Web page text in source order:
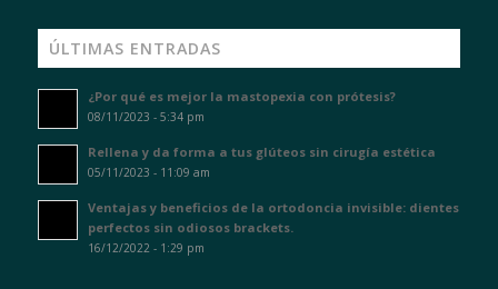
ÚLTIMAS ENTRADAS
¿Por qué es mejor la mastopexia con prótesis?
08/11/2023 - 5:34 pm
Rellena y da forma a tus glúteos sin cirugía estética
05/11/2023 - 11:09 am
Ventajas y beneficios de la ortodoncia invisible: dientes
perfectos sin odiosos brackets.
16/12/2022 - 1:29 pm